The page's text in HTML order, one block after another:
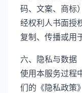
码、文案、商标
经权利人书面授
复制、传播或用
六、隐私与数据
使用本服务过程
们的《隐私政策